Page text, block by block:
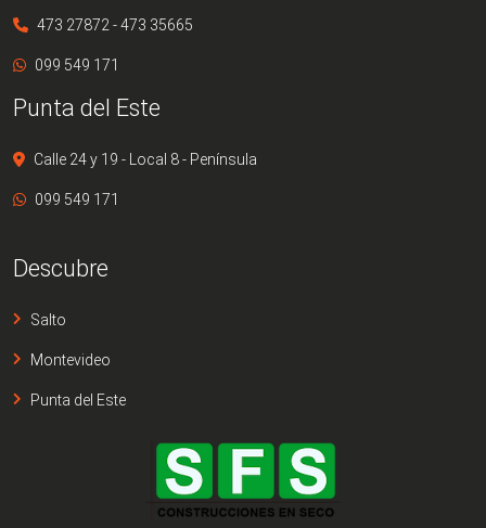
473 27872 - 473 35665
099 549 171
Punta del Este
Calle 24 y 19 - Local 8 - Península
099 549 171
Descubre
Salto
Montevideo
Punta del Este